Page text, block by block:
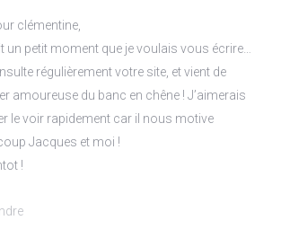
clémentine,
un petit moment que je voulais vous écrire…
régulièrement votre site, et vient de
amoureuse du banc en chêne ! J’aimerais
le voir rapidement car il nous motive
Jacques et moi !
!